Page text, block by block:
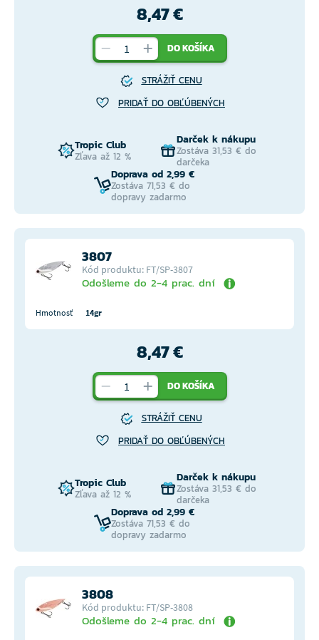
8,47 €
DO KOŠÍKA
STRÁŽIŤ CENU
PRIDAŤ DO OBĽÚBENÝCH
Tropic Club
Zľava až 12 %
Darček k nákupu
Zostáva 31,53 € do
darčeka
Doprava od 2,99 €
Zostáva 71,53 € do
dopravy zadarmo
3807
Kód produktu: FT/SP-3807
Odošleme do 2-4 prac. dní
Hmotnosť 14gr
8,47 €
DO KOŠÍKA
STRÁŽIŤ CENU
PRIDAŤ DO OBĽÚBENÝCH
Tropic Club
Zľava až 12 %
Darček k nákupu
Zostáva 31,53 € do
darčeka
Doprava od 2,99 €
Zostáva 71,53 € do
dopravy zadarmo
3808
Kód produktu: FT/SP-3808
Odošleme do 2-4 prac. dní